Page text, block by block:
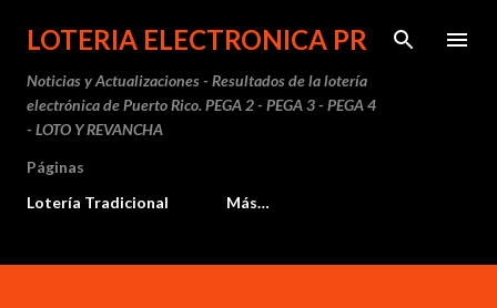
Ir al contenido principal
LOTERIA ELECTRONICA PR
Noticias y Actualizaciones - Resultados de la lotería
electrónica de Puerto Rico. PEGA 2 - PEGA 3 - PEGA 4
- LOTO Y REVANCHA
Páginas
Lotería Tradicional
Más…